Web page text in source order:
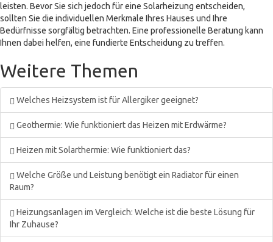
leisten. Bevor Sie sich jedoch für eine Solarheizung entscheiden,
sollten Sie die individuellen Merkmale Ihres Hauses und Ihre
Bedürfnisse sorgfältig betrachten. Eine professionelle Beratung kann
Ihnen dabei helfen, eine fundierte Entscheidung zu treffen.
Weitere Themen
Welches Heizsystem ist für Allergiker geeignet?
Geothermie: Wie funktioniert das Heizen mit Erdwärme?
Heizen mit Solarthermie: Wie funktioniert das?
Welche Größe und Leistung benötigt ein Radiator für einen
Raum?
Heizungsanlagen im Vergleich: Welche ist die beste Lösung für
Ihr Zuhause?